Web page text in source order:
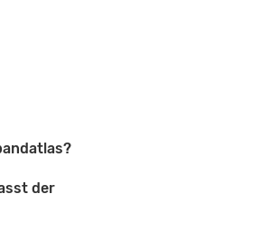
der